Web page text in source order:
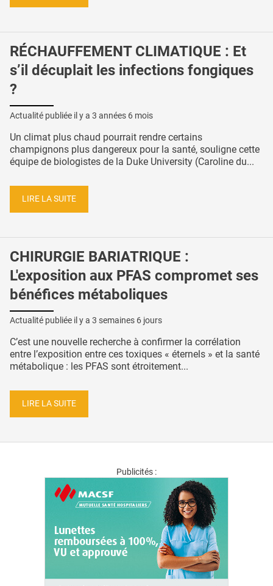
RÉCHAUFFEMENT CLIMATIQUE : Et
s’il décuplait les infections fongiques
?
Actualité publiée il y a 3 années 6 mois
Un climat plus chaud pourrait rendre certains
champignons plus dangereux pour la santé, souligne cette
équipe de biologistes de la Duke University (Caroline du...
LIRE LA SUITE
CHIRURGIE BARIATRIQUE :
L'exposition aux PFAS compromet ses
bénéfices métaboliques
Actualité publiée il y a 3 semaines 6 jours
C’est une nouvelle recherche à confirmer la corrélation
entre l’exposition entre ces toxiques « éternels » et la santé
métabolique : les PFAS sont étroitement...
LIRE LA SUITE
Publicités :